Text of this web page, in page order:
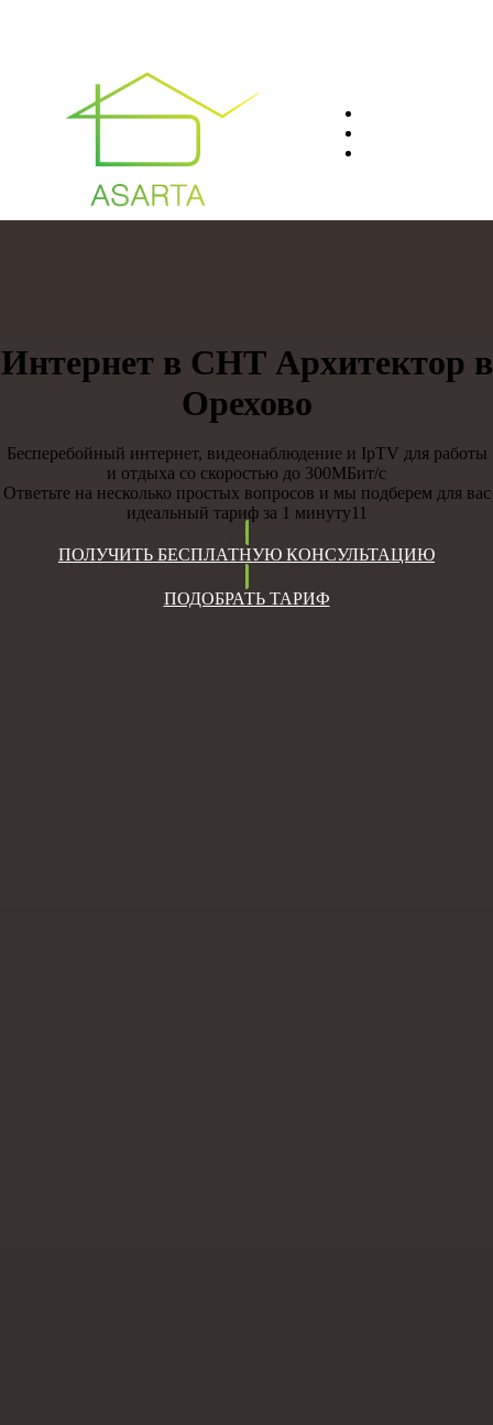
Интернет в СНТ Архитектор в
Орехово
Бесперебойный интернет, видеонаблюдение и IpTV для работы
и отдыха со скоростью до 300МБит/с
Ответьте на несколько простых вопросов и мы подберем для вас
идеальный тариф за 1 минуту11
ПОЛУЧИТЬ БЕСПЛАТНУЮ КОНСУЛЬТАЦИЮ
ПОДОБРАТЬ ТАРИФ